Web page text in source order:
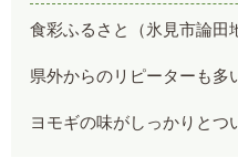
食彩ふるさと（氷見市論田
県外からのリピーターも多
ヨモギの味がしっかりとつ